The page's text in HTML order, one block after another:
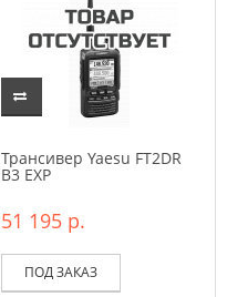
Трансивер Yaesu FT2DR
B3 EXP
51 195 р.
ПОД ЗАКАЗ